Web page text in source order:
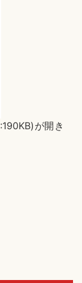
が開き